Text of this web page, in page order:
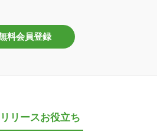
料会員登録
リースお役立ち